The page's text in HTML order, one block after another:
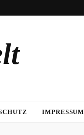
IMPRESSUM